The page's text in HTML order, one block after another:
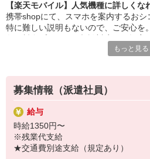
丁寧な研修もあるので、
みなさんから働きやすいと好評です♪
最新アプリ事情やお得なプラン、
スマホの裏ワザを学べるチャンス♪
￣￣￣￣￣￣￣￣￣￣￣
▼オフィスワーク
事務、経理、データ入力、コールセ
▼工場・製造・軽作業系
機械/食品製造・梱包・仕分け・加
▼美容系
眉毛サロンのアイブロウ・ネイリス
▼営業・販売
【楽天モバイル】人気機種に詳しくな
携帯shopにて、スマホを案内するおシ
特に難しい説明もないので、ご安心を
満足度◎
■携帯やインターネット販売業務
docomo(ドコモ)/au(エーユー)・KDDI/
の大手キャリアから
ワイモバイル(Y!mobille)、楽天モバイ
広く紹介可能♪
もっと見る
募集情報（派遣社員）
給与
時給1350円〜
※残業代支給
★交通費別途支給（規定あり）